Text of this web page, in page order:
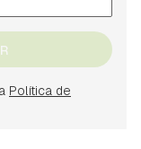
Política de